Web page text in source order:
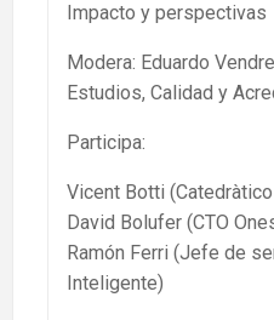
Impacto y perspectivas
Modera: Eduardo
Estudios, Calidad y
Participa:
Vicent Botti
David Bolufer (CTO
Ramón Ferri (Jefe de
Inteligente)